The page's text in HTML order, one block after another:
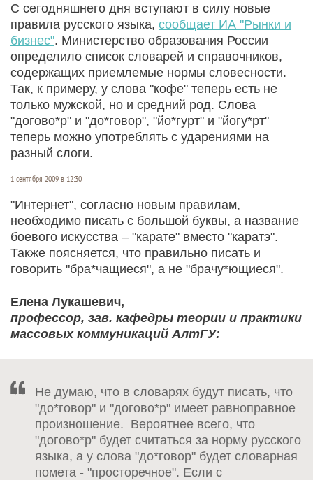
С сегодняшнего дня вступают в силу новые
правила русского языка, сообщает ИА "Рынки и
бизнес". Министерство образования России
определило список словарей и справочников,
содержащих приемлемые нормы словесности.
Так, к примеру, у слова "кофе" теперь есть не
только мужской, но и средний род. Слова
"догово*р" и "до*говор", "йо*гурт" и "йогу*рт"
теперь можно употреблять с ударениями на
разный слоги.
1 сентября 2009 в 12:30
"Интернет", согласно новым правилам,
необходимо писать с большой буквы, а название
боевого искусства – "карате" вместо "каратэ".
Также поясняется, что правильно писать и
говорить "бра*чащиеся", а не "брачу*ющиеся".
Елена Лукашевич,
профессор, зав. кафедры теории и практики
массовых коммуникаций АлтГУ:
Не думаю, что в словарях будут писать, что
"до*говор" и "догово*р" имеет равноправное
произношение. Вероятнее всего, что
"догово*р" будет считаться за норму русского
языка, а у слова "до*говор" будет словарная
помета - "просторечное". Если с